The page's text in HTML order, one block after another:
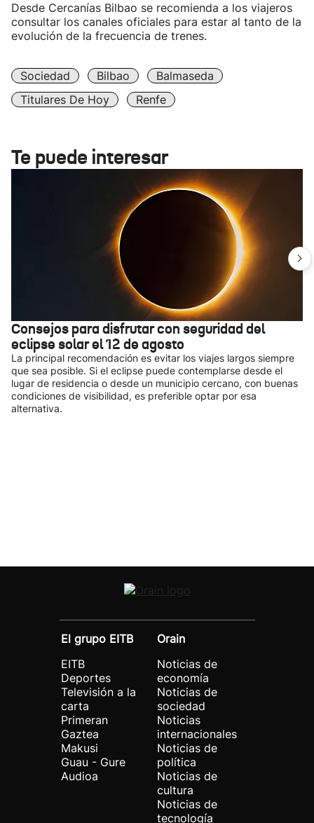
Desde Cercanías Bilbao se recomienda a los viajeros
consultar los canales oficiales para estar al tanto de la
evolución de la frecuencia de trenes.
Sociedad Bilbao
Balmaseda
Titulares De Hoy
Renfe
Te puede interesar
Consejos para disfrutar con seguridad del
eclipse solar el 12 de agosto
La principal recomendación es evitar los viajes largos siempre
que sea posible. Si el eclipse puede contemplarse desde el
lugar de residencia o desde un municipio cercano, con buenas
condiciones de visibilidad, es preferible optar por esa
alternativa.
El grupo EITB
EITB
Deportes
Televisión a la
carta
Primeran
Gaztea
Makusi
Guau - Gure
Audioa
Orain
Noticias de
economía
Noticias de
sociedad
Noticias
internacionales
Noticias de
política
Noticias de
cultura
Noticias de
tecnología